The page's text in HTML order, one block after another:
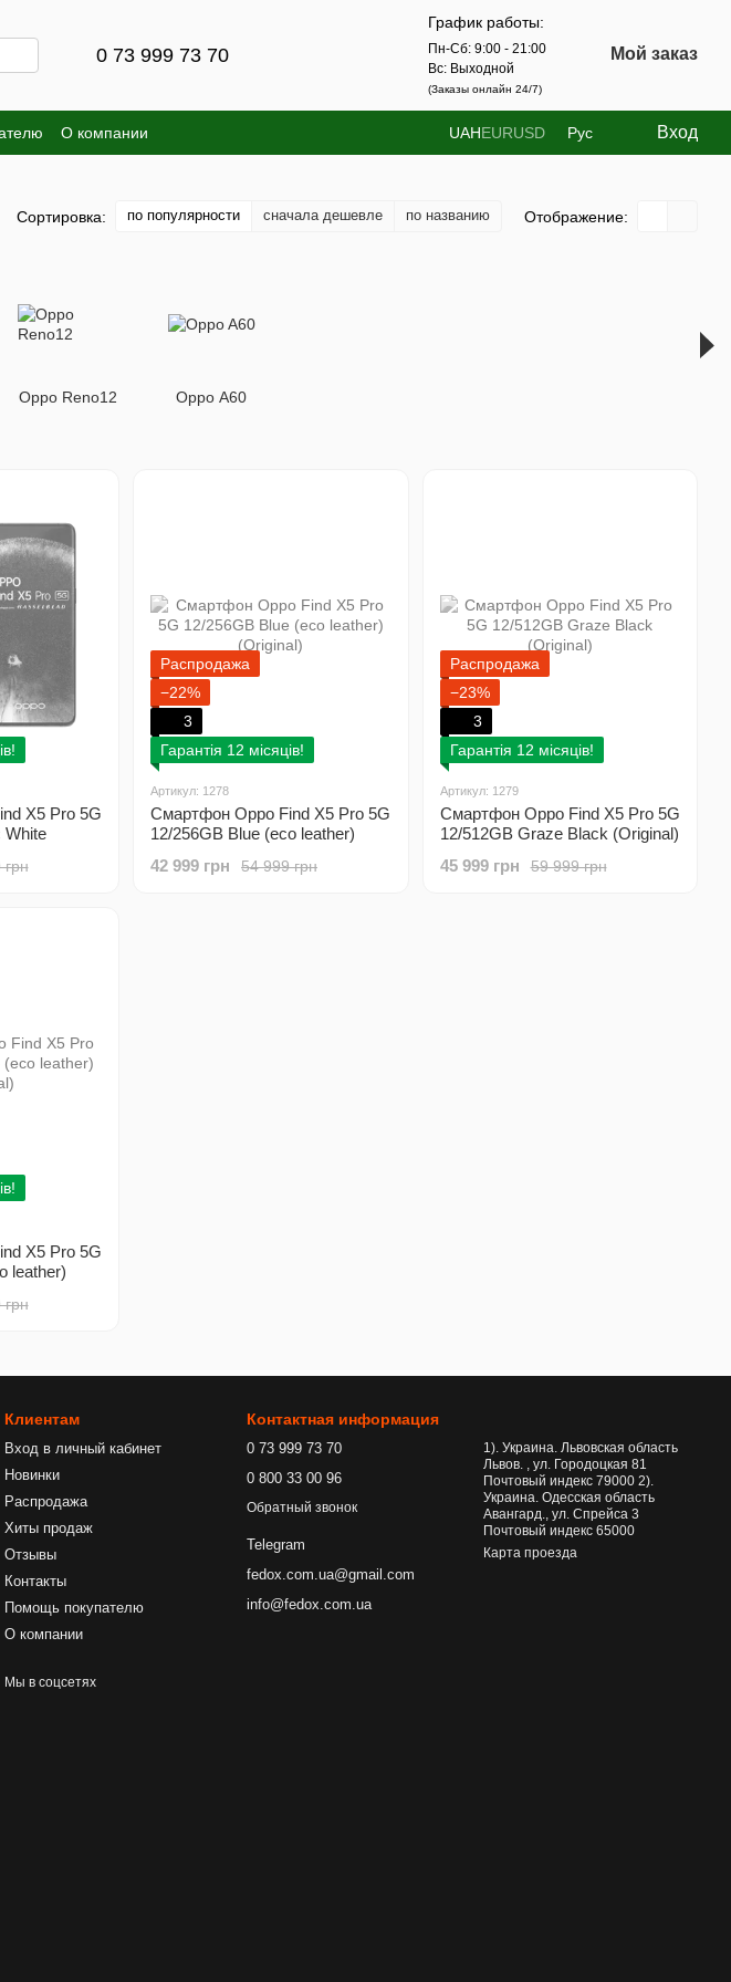
0 73 999 73 70
График работы:
Пн-Сб: 9:00 - 21:00
Вс: Выходной
(Заказы онлайн 24/7)
Мой заказ
О компании UAHEURUSD Рус Вход
Сортировка: по популярности сначала дешевле по названию Отображение:
Oppo Reno12 Oppo A60
X5 Pro 5G
White
Распродажа
−22%
3
Гарантія 12 місяців!
Артикул: 1278
Смартфон Oppo Find X5 Pro 5G
12/256GB Blue (eco leather)
54 999 грн
42 999 грн
Распродажа
−23%
3
Гарантія 12 місяців!
Артикул: 1279
Смартфон Oppo Find X5 Pro 5G
12/512GB Graze Black (Original)
59 999 грн
45 999 грн
X5 Pro 5G
leather)
Клиентам
Вход в личный кабинет
Новинки
Распродажа
Хиты продаж
Отзывы
Контакты
Помощь покупателю
О компании
Мы в соцсетях
Контактная информация
0 73 999 73 70
0 800 33 00 96
Обратный звонок
Telegram
fedox.com.ua@gmail.com
info@fedox.com.ua
1). Украина. Львовская область
Львов. , ул. Городоцкая 81
Почтовый индекс 79000 2).
Украина. Одесская область
Авангард., ул. Спрейса 3
Почтовый индекс 65000
Карта проезда